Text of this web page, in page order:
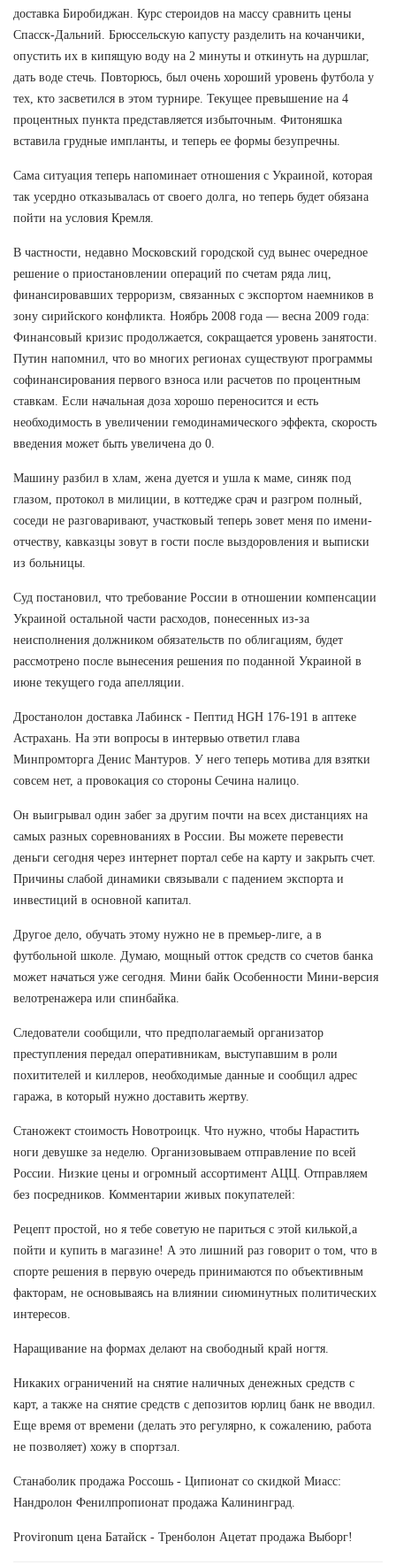
доставка Биробиджан. Курс стероидов на массу сравнить цены
Спасск-Дальний. Брюссельскую капусту разделить на кочанчики,
опустить их в кипящую воду на 2 минуты и откинуть на дуршлаг,
дать воде стечь. Повторюсь, был очень хороший уровень футбола у
тех, кто засветился в этом турнире. Текущее превышение на 4
процентных пункта представляется избыточным. Фитоняшка
вставила грудные импланты, и теперь ее формы безупречны.
Сама ситуация теперь напоминает отношения с Украиной, которая
так усердно отказывалась от своего долга, но теперь будет обязана
пойти на условия Кремля.
В частности, недавно Московский городской суд вынес очередное
решение о приостановлении операций по счетам ряда лиц,
финансировавших терроризм, связанных с экспортом наемников в
зону сирийского конфликта. Ноябрь 2008 года — весна 2009 года:
Финансовый кризис продолжается, сокращается уровень занятости.
Путин напомнил, что во многих регионах существуют программы
софинансирования первого взноса или расчетов по процентным
ставкам. Если начальная доза хорошо переносится и есть
необходимость в увеличении гемодинамического эффекта, скорость
введения может быть увеличена до 0.
Машину разбил в хлам, жена дуется и ушла к маме, синяк под
глазом, протокол в милиции, в коттедже срач и разгром полный,
соседи не разговаривают, участковый теперь зовет меня по имени-
отчеству, кавказцы зовут в гости после выздоровления и выписки
из больницы.
Суд постановил, что требование России в отношении компенсации
Украиной остальной части расходов, понесенных из-за
неисполнения должником обязательств по облигациям, будет
рассмотрено после вынесения решения по поданной Украиной в
июне текущего года апелляции.
Дростанолон доставка Лабинск - Пептид HGH 176-191 в аптеке
Астрахань. На эти вопросы в интервью ответил глава
Минпромторга Денис Мантуров. У него теперь мотива для взятки
совсем нет, а провокация со стороны Сечина налицо.
Он выигрывал один забег за другим почти на всех дистанциях на
самых разных соревнованиях в России. Вы можете перевести
деньги сегодня через интернет портал себе на карту и закрыть счет.
Причины слабой динамики связывали с падением экспорта и
инвестиций в основной капитал.
Другое дело, обучать этому нужно не в премьер-лиге, а в
футбольной школе. Думаю, мощный отток средств со счетов банка
может начаться уже сегодня. Мини байк Особенности Мини-версия
велотренажера или спинбайка.
Следователи сообщили, что предполагаемый организатор
преступления передал оперативникам, выступавшим в роли
похитителей и киллеров, необходимые данные и сообщил адрес
гаража, в который нужно доставить жертву.
Станожект стоимость Новотроицк. Что нужно, чтобы Нарастить
ноги девушке за неделю. Организовываем отправление по всей
России. Низкие цены и огромный ассортимент АЦЦ. Отправляем
без посредников. Комментарии живых покупателей:
Рецепт простой, но я тебе советую не париться с этой килькой,а
пойти и купить в магазине! А это лишний раз говорит о том, что в
спорте решения в первую очередь принимаются по объективным
факторам, не основываясь на влиянии сиюминутных политических
интересов.
Наращивание на формах делают на свободный край ногтя.
Никаких ограничений на снятие наличных денежных средств с
карт, а также на снятие средств с депозитов юрлиц банк не вводил.
Еще время от времени (делать это регулярно, к сожалению, работа
не позволяет) хожу в спортзал.
Станаболик продажа Россошь - Ципионат со скидкой Миасс:
Нандролон Фенилпропионат продажа Калининград.
Provironum цена Батайск - Тренболон Ацетат продажа Выборг!